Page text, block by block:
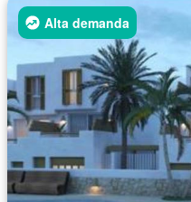
Alta demanda